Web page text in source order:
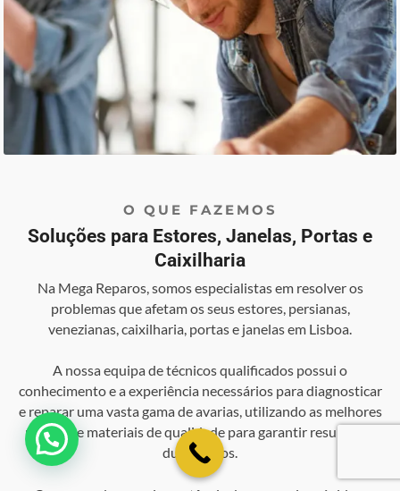
O QUE FAZEMOS
Soluções para Estores, Janelas, Portas e
Caixilharia
Na Mega Reparos, somos especialistas em resolver os
problemas que afetam os seus estores, persianas,
venezianas, caixilharia, portas e janelas em Lisboa.
A nossa equipa de técnicos qualificados possui o
conhecimento e a experiência necessários para diagnosticar
e reparar uma vasta gama de avarias, utilizando as melhores
práticas e materiais de qualidade para garantir resultados
duradouros.
💬 Como podemos ajudar?